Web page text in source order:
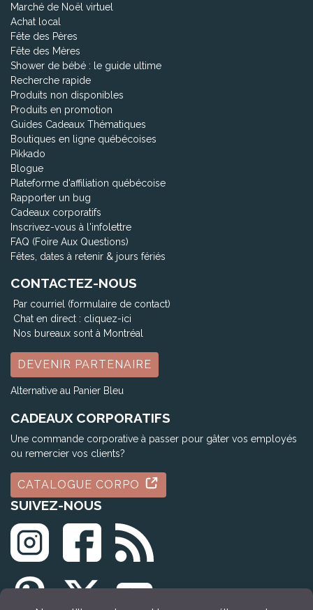
Marché de Noël virtuel
Achat local
Fête des Pères
Fête des Mères
Shower de bébé : le guide ultime
Recherche rapide
Produits non disponibles
Produits en promotion
Guides Cadeaux Thématiques
Boutiques en ligne québécoises
Pikkado
Blogue
Plateforme d'affiliation québécoise
Rapporter un bug
Cadeaux corporatifs
Inscrivez-vous à l'infolettre
FAQ (Foire Aux Questions)
Fêtes, dates à retenir & jours fériés
CONTACTEZ-NOUS
Par courriel (formulaire de contact)
Chat en direct : cliquez-ici
Nos bureaux sont à Montréal
DEVENIR PARTENAIRE
Alternative au Panier Bleu
CADEAUX CORPORATIFS
Une commande corporative à passer pour gâter vos employés
ou remercier vos clients?
CATALOGUE CORPO
SUIVEZ-NOUS